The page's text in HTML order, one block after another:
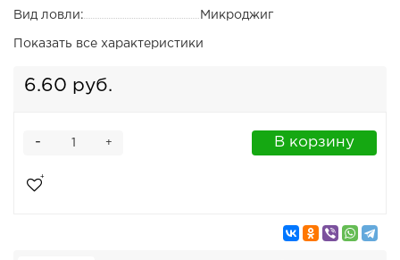
Вид ловли:
Микроджиг
Показать все характеристики
6.60 руб.
+
- В корзину